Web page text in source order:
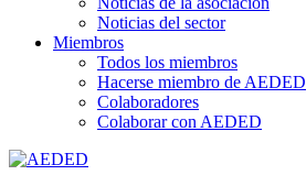
Noticias del sector
Miembros
Todos los miembros
Hacerse miembro de AEDED
Colaboradores
Colaborar con AEDED